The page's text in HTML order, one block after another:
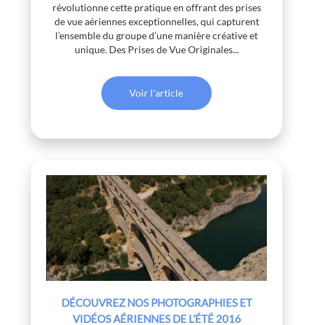
révolutionne cette pratique en offrant des prises
de vue aériennes exceptionnelles, qui capturent
l’ensemble du groupe d’une manière créative et
unique. Des Prises de Vue Originales...
Voir l'article
DÉCOUVREZ NOS PHOTOGRAPHIES ET
VIDÉOS AÉRIENNES DE L’ÉTÉ 2016